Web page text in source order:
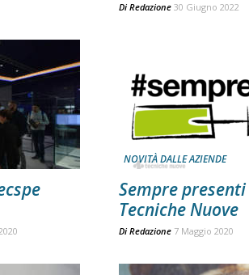
Di Redazione 30 Giugno 2022
NOVITÀ DALLE AZIENDE
Sempre
Tecniche Nuove
Di Redazione 7 Maggio 2020